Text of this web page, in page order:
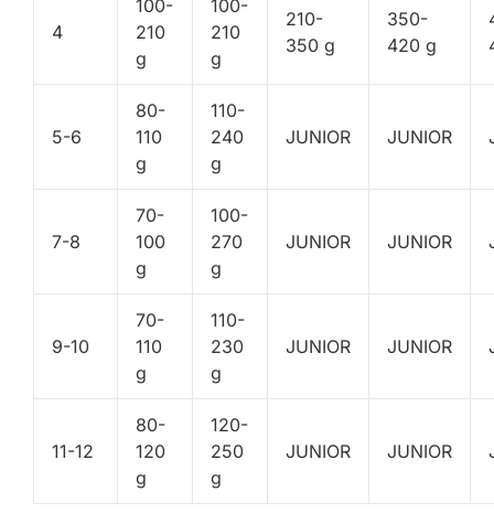
4
100-
210
g
100-
210
g
210-
350 g
350-
420 g
5-6
80-
110
g
110-
240
g
JUNIOR JUNIOR
7-8
70-
100
g
100-
270
g
JUNIOR JUNIOR
9-10
70-
110
g
110-
230
g
JUNIOR JUNIOR
11-12
80-
120
g
120-
250
g
JUNIOR JUNIOR